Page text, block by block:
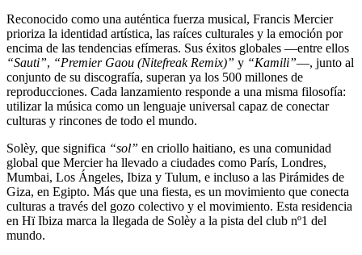
Reconocido como una auténtica fuerza musical, Francis Mercier
prioriza la identidad artística, las raíces culturales y la emoción por
encima de las tendencias efímeras. Sus éxitos globales —entre ellos
“Sauti”, “Premier Gaou (Nitefreak Remix)” y “Kamili”—, junto al
conjunto de su discografía, superan ya los 500 millones de
reproducciones. Cada lanzamiento responde a una misma filosofía:
utilizar la música como un lenguaje universal capaz de conectar
culturas y rincones de todo el mundo.
Solèy, que significa “sol” en criollo haitiano, es una comunidad
global que Mercier ha llevado a ciudades como París, Londres,
Mumbai, Los Ángeles, Ibiza y Tulum, e incluso a las Pirámides de
Giza, en Egipto. Más que una fiesta, es un movimiento que conecta
culturas a través del gozo colectivo y el movimiento. Esta residencia
en Hï Ibiza marca la llegada de Solèy a la pista del club nº1 del
mundo.